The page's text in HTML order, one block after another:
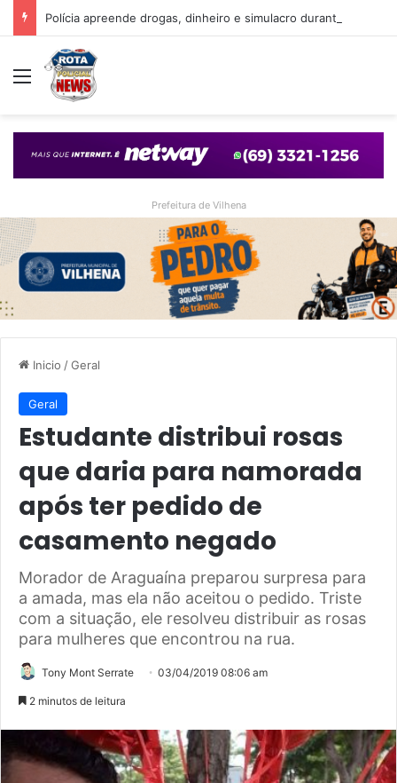
Menu
Prefeitura de Vilhena
Inicio /Geral
Geral
Estudante distribui rosas
que daria para namorada
após ter pedido de
casamento negado
Morador de Araguaína preparou surpresa para
a amada, mas ela não aceitou o pedido. Triste
com a situação, ele resolveu distribuir as rosas
para mulheres que encontrou na rua.
Tony Mont Serrate 03/04/2019 08:06 am
2 minutos de leitura